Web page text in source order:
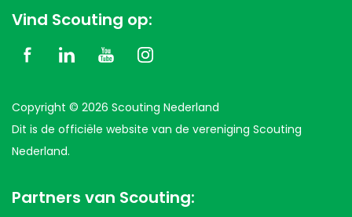
Vind Scouting op:
Copyright © 2026 Scouting Nederland
Dit is de officiële website van de vereniging Scouting
Nederland.
Partners van Scouting: